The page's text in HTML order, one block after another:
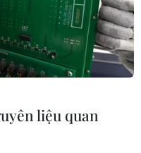
liệu quan